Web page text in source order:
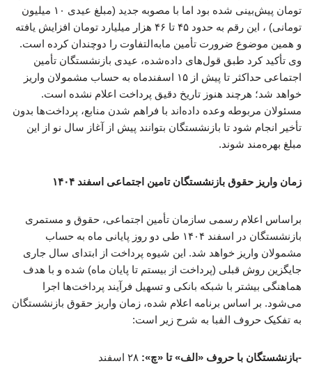
تومان پیش‌بینی شده بود اما با مصوبه جدید (مبلغ عیدی ۱۰ میلیون
تومانی) ، این رقم به حدود ۴۵ تا ۴۶ هزار میلیارد تومان افزایش یافته
و همین موضوع ضرورت تأمین مابه‌التفاوت را دوچندان کرده است.
وی تأکید کرد طبق قول‌های داده‌شده، عیدی بازنشستگان تأمین
اجتماعی حداکثر تا پیش از ۱۵ اسفندماه به حساب مشمولان واریز
خواهد شد؛ هرچند هنوز تاریخ دقیق پرداخت اعلام نشده است.
مسئولان مربوطه وعده داده‌اند با فراهم شدن منابع، پرداخت‌ها بدون
تأخیر انجام شود تا بازنشستگان بتوانند پیش از آغاز سال نو از این
مبلغ بهره‌مند شوند.
زمان واریز حقوق بازنشستگان تامین اجتماعی اسفند ۱۴۰۴
براساس اعلام رسمی سازمان تأمین اجتماعی، حقوق و مستمری
بازنشستگان در اسفند ۱۴۰۴ طی دو روز پایانی ماه به حساب
مشمولان واریز خواهد شد. این شیوه پرداخت از ابتدای سال جاری
جایگزین روش قبلی (پرداخت از بیستم تا پایان ماه) شده و با هدف
هماهنگی بیشتر با شبکه بانکی و تسهیل فرآیند پرداخت‌ها اجرا
می‌شود. بر اساس برنامه اعلام شده، زمان واریز حقوق بازنشستگان
به تفکیک حروف الفبا به شرح زیر است:
-بازنشستگان با حروف «الف» تا «چ»: